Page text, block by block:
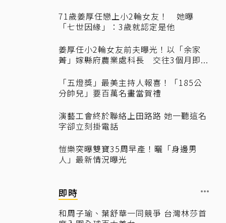
71歲姜厚任戀上小2輪女友！ 她曝
「七世因緣」：3歲就認定是他
姜厚任小2輪女友前夫曝光！以「余家
菁」嫁縣府農業處科長 交往3個月即...
「五燈獎」最美主持人報喜！「185公
分帥兒」要百萬名畫當賀禮
演藝工會終於聯絡上田路路 她一聽這名
字卻立刻掛電話
愷樂突曝雙寶35周早產！曬「身邊男
人」最新情況曝光
即時
和周子瑜、葉舒華一同競爭 台灣林莎首